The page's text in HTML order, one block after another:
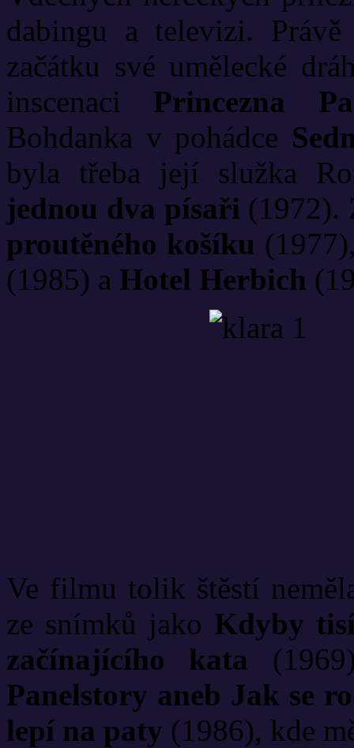
dabingu a televizi.
začátku své umělecké
inscenaci Princezna
Bohdanka v pohádce
byla třeba její služka
jednou dva písaři (1972).
proutěného košíku
(1985) a Hotel Herbich
Ve filmu tolik štěstí
ze snímků jako Kdyby
začínajícího kata
Panelstory aneb Jak se
lepí na paty (1986), kde